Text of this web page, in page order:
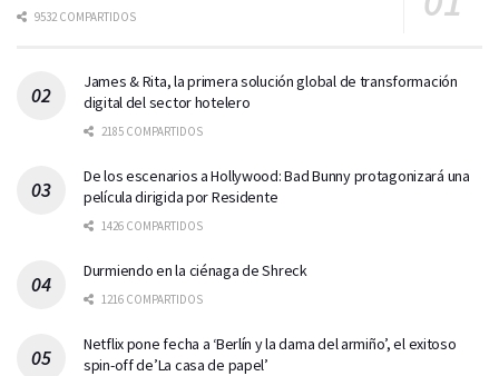
9532 COMPARTIDOS
James & Rita, la primera solución global de transformación
digital del sector hotelero
2185 COMPARTIDOS
De los escenarios a Hollywood: Bad Bunny protagonizará una
película dirigida por Residente
1426 COMPARTIDOS
Durmiendo en la ciénaga de Shreck
1216 COMPARTIDOS
Netflix pone fecha a ‘Berlín y la dama del armiño’, el exitoso
spin-off de’La casa de papel’